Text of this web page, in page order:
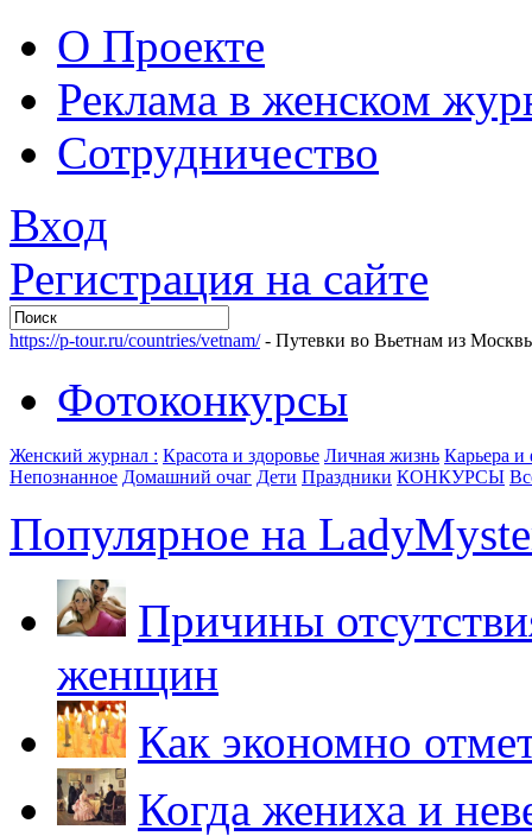
О Проекте
Реклама в женском
Сотрудничество
Вход
Регистрация на сайте
https://p-tour.ru/countries/vetnam/- Путевки во Вьетнам из
Фотоконкурсы
Женский журнал : Красота и здоровье Личная жизнь Карьера
Непознанное Домашний очаг Дети Праздники КОНКУРСЫ
Популярное на
Причины
женщин
Как экономно
Когда жениха и